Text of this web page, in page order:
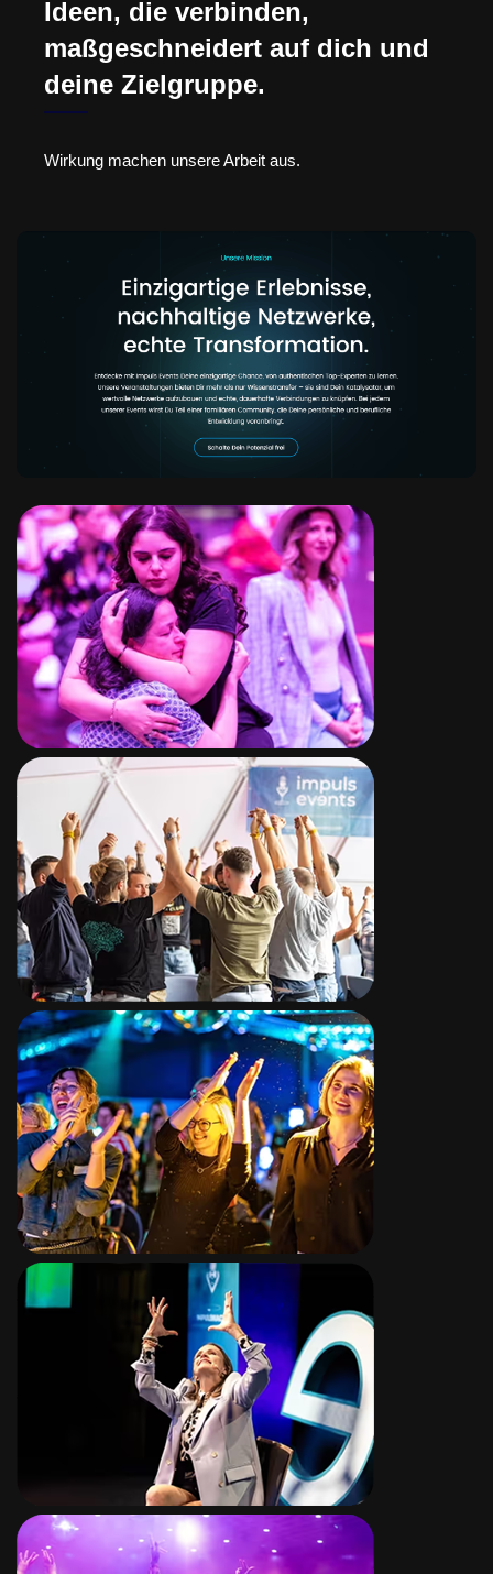
Ideen, die verbinden,
maßgeschneidert auf dich und
deine Zielgruppe.
Wirkung machen unsere Arbeit aus.